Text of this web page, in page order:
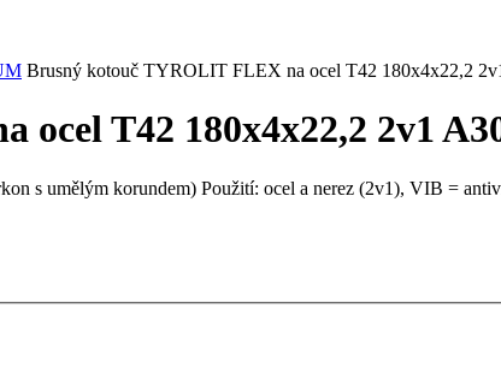
Brusný kotouč TYROLIT FLEX na ocel T42 180x4x22,2
T42 180x4x22,2 2v1
s umělým korundem) Použití: ocel a nerez (2v1), VIB =